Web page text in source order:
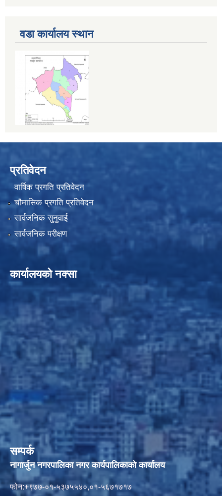
वडा कार्यालय स्थान
प्रतिवेदन
वार्षिक प्रगति प्रतिवेदन
चौमासिक प्रगति प्रतिवेदन
सार्वजनिक सुनुवाई
सार्वजनिक परीक्षण
कार्यालयको नक्सा
सम्पर्क
नागार्जुन नगरपालिका नगर कार्यपालिकाको कार्यालय
फोन:+९७७-०१-५३७५५४०,०१-५६७१७१७